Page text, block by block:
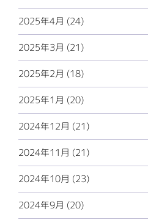
2025年4月 (24)
2025年3月 (21)
2025年2月 (18)
2025年1月 (20)
2024年12月 (21)
2024年11月 (21)
2024年10月 (23)
2024年9月 (20)